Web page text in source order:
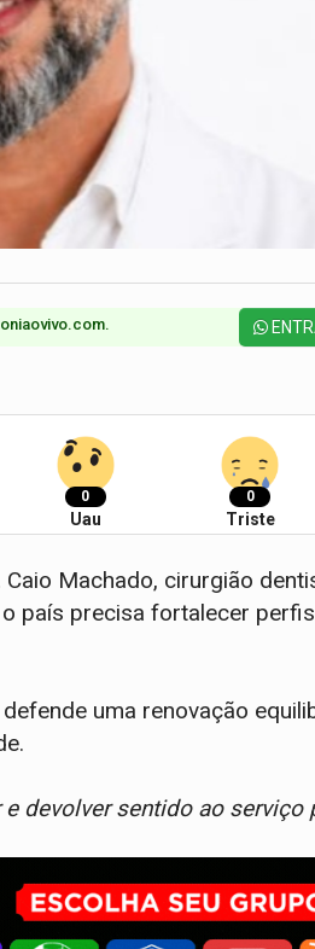
0
Uau
0
Triste
Machado, cirurgião
país precisa fortalecer
uma renovação
devolver sentido ao serviço